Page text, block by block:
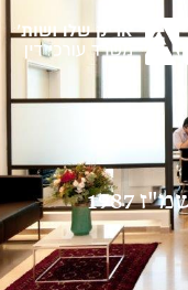
1987